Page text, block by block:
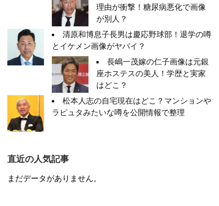
理由が衝撃！糖尿病悪化で画像
が別人？
清原和博息子長男は慶応野球部！退学の噂
とイケメン画像がヤバイ？
長嶋一茂嫁の仁子画像は元銀
座ホステスの美人！学歴と実家
はどこ？
松本人志の自宅現在はどこ？マンションや
ラピュタみたいな噂を公開情報で整理
直近の人気記事
まだデータがありません。